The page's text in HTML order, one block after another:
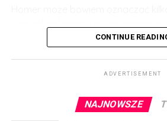
TOP 50 najgorszych
Odysei. Ponadto homer to także
Słowa „homer” użyjemy także
niewielkiej pracy domowej, którą
staro-hebrajskiej jednostce –
CONTINUE
ADVERTISEMENT
NAJNOWSZE